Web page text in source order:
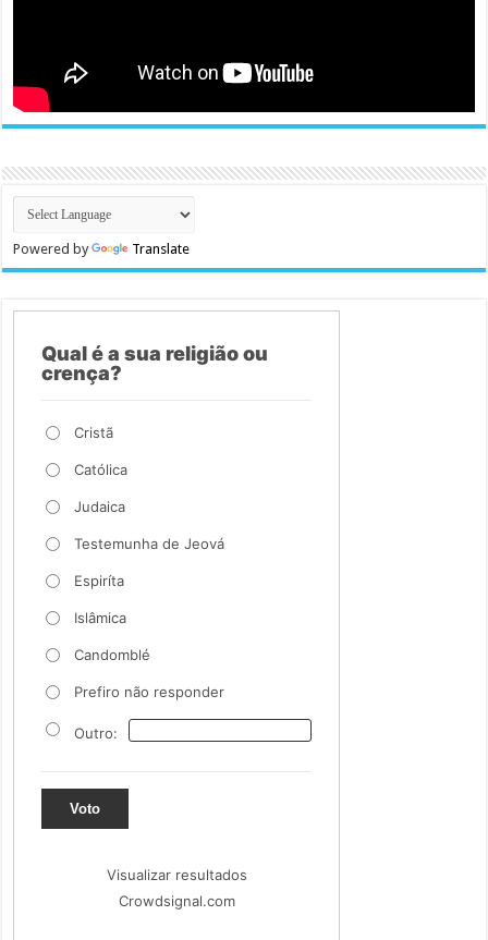
Powered by Translate
Qual é a sua religião ou
crença?
Cristã
Católica
Judaica
Testemunha de Jeová
Espiríta
Islâmica
Candomblé
Prefiro não responder
Outro:
Voto
Visualizar resultados
Crowdsignal.com